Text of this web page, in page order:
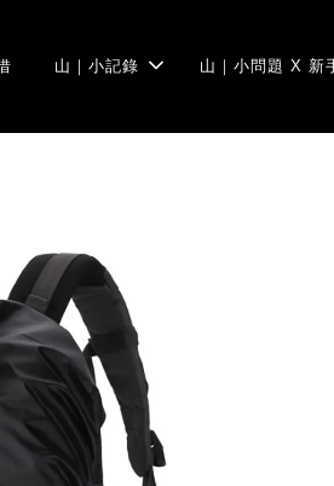
山｜小記錄 山｜小問題 X 新